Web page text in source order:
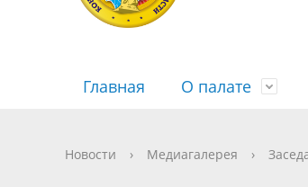
Главная О палате
История КСП
Планы
Новости
Порядок рассмотрения
Государственная гражданская
Новости › Медиагалерея ›